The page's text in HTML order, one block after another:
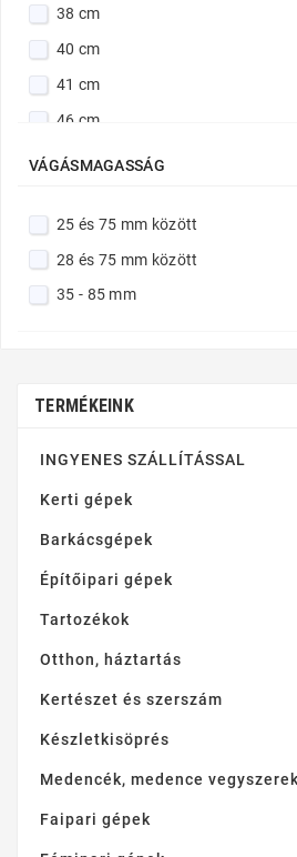
38 cm
40 cm
41 cm
46 cm
VÁGÁSMAGASSÁG
25 és 75 mm között
28 és 75 mm között
35 - 85 mm
TERMÉKEINK
INGYENES SZÁLLÍTÁSSAL
Kerti gépek
Barkácsgépek
Építőipari gépek
Tartozékok
Otthon, háztartás
Kertészet és szerszám
Készletkisöprés
Medencék, medence vegyszerek
Faipari gépek